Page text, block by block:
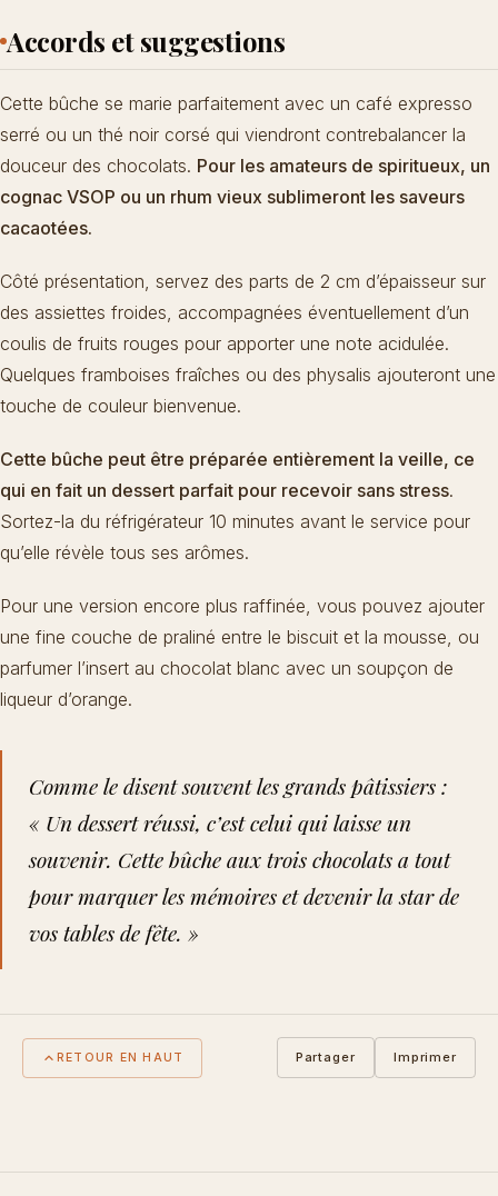
Accords et suggestions
Cette bûche se marie parfaitement avec un café expresso
serré ou un thé noir corsé qui viendront contrebalancer la
douceur des chocolats. Pour les amateurs de spiritueux, un
cognac VSOP ou un rhum vieux sublimeront les saveurs
cacaotées.
Côté présentation, servez des parts de 2 cm d’épaisseur sur
des assiettes froides, accompagnées éventuellement d’un
coulis de fruits rouges pour apporter une note acidulée.
Quelques framboises fraîches ou des physalis ajouteront une
touche de couleur bienvenue.
Cette bûche peut être préparée entièrement la veille, ce
qui en fait un dessert parfait pour recevoir sans stress.
Sortez-la du réfrigérateur 10 minutes avant le service pour
qu’elle révèle tous ses arômes.
Pour une version encore plus raffinée, vous pouvez ajouter
une fine couche de praliné entre le biscuit et la mousse, ou
parfumer l’insert au chocolat blanc avec un soupçon de
liqueur d’orange.
Comme le disent souvent les grands pâtissiers :
« Un dessert réussi, c’est celui qui laisse un
souvenir. Cette bûche aux trois chocolats a tout
pour marquer les mémoires et devenir la star de
vos tables de fête. »
RETOUR EN HAUT Partager Imprimer